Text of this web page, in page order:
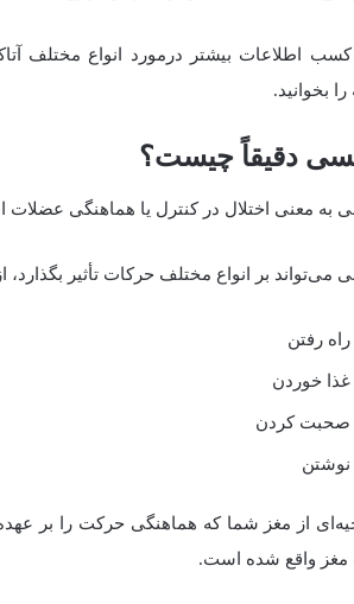
کسب اطلاعات بیشتر درمورد انواع مختلف
را بخوانید.
دقیقاً چیست؟
به معنی اختلال در کنترل یا هماهنگی
می‌تواند بر انواع مختلف حرکات تأثیر
راه رفتن
غذا خوردن
صحبت کردن
نوشتن
از مغز شما که هماهنگی حرکت را بر
مغز واقع شده است.